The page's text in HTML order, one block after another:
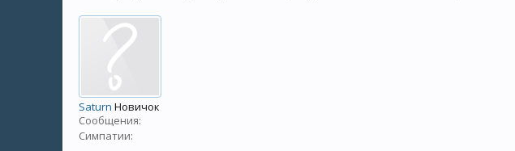
Saturn Новичок
Сообщения:
Симпатии: